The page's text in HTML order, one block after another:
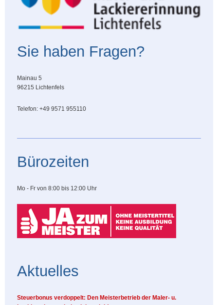
Sie haben Fragen?
Mainau 5
96215 Lichtenfels
Telefon: +49 9571 955110
Bürozeiten
Mo - Fr von 8:00 bis 12:00 Uhr
Aktuelles
Steuerbonus verdoppelt: Den Meisterbetrieb der Maler- u.